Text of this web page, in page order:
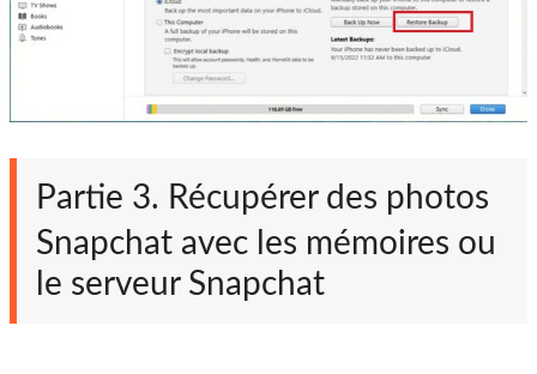
Partie 3. Récupérer des photos
Snapchat avec les mémoires ou
le serveur Snapchat